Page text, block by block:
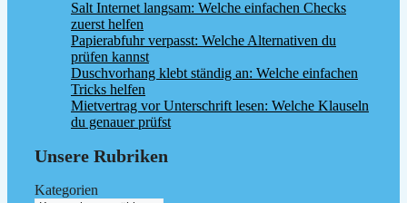
Salt Internet langsam: Welche einfachen Checks
zuerst helfen
Papierabfuhr verpasst: Welche Alternativen du
prüfen kannst
Duschvorhang klebt ständig an: Welche einfachen
Tricks helfen
Mietvertrag vor Unterschrift lesen: Welche Klauseln
du genauer prüfst
Unsere Rubriken
Kategorien